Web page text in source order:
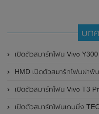
บท
เปิดตัวสมาร์ทโฟน Vivo Y300 Pro อย่างเป็นทางการแล้วในประเทศจีน มา
HMD เปิดตัวสมาร์ทโฟนฝาพับได้
เปิดตัวสมาร์ทโฟน Vivo T3 Pro
เปิดตัวสมาร์ทโฟนเกมมิ่ง TECNO POVA 6